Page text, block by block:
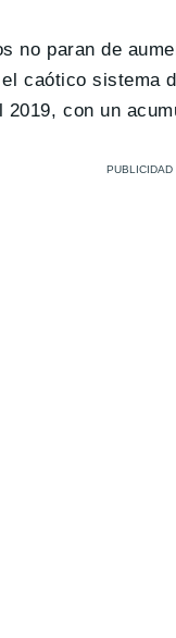
no paran de
caótico sistema
con un